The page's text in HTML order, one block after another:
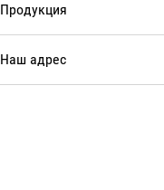
Продукция
Наш адрес